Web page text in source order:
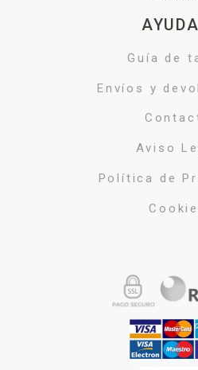
AYUDA
Guía de
Envíos y
Aviso
Política de